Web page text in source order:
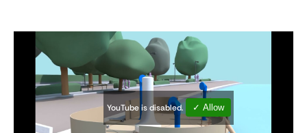
YouTube is disabled. ✓ Allow